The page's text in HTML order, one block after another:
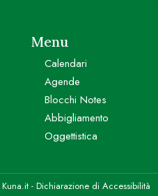
Menu
Calendari
Agende
Blocchi Notes
Abbigliamento
Oggettistica
Kuna.it - Dichiarazione di Accessibilità